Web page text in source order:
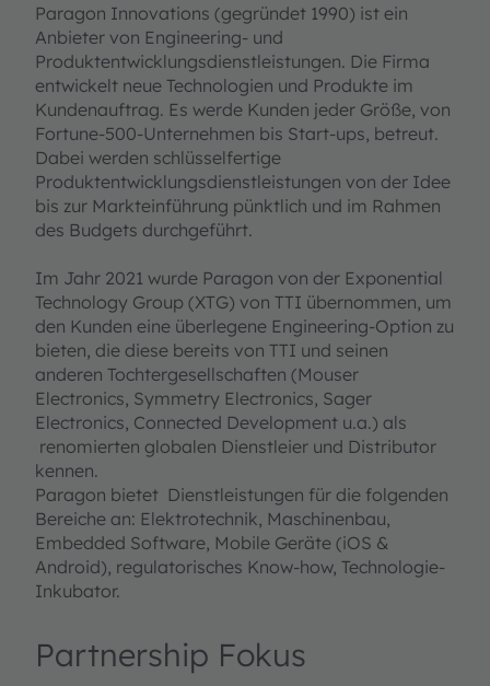
Paragon Innovations (gegründet 1990) ist ein
Anbieter von Engineering- und
Produktentwicklungsdienstleistungen. Die Firma
entwickelt neue Technologien und Produkte im
Kundenauftrag. Es werde Kunden jeder Größe, von
Fortune-500-Unternehmen bis Start-ups, betreut.
Dabei werden schlüsselfertige
Produktentwicklungsdienstleistungen von der Idee
bis zur Markteinführung pünktlich und im Rahmen
des Budgets durchgeführt.
Im Jahr 2021 wurde Paragon von der Exponential
Technology Group (XTG) von TTI übernommen, um
den Kunden eine überlegene Engineering-Option zu
bieten, die diese bereits von TTI und seinen
anderen Tochtergesellschaften (Mouser
Electronics, Symmetry Electronics, Sager
Electronics, Connected Development u.a.) als
renomierten globalen Dienstleier und Distributor
kennen.
Paragon bietet Dienstleistungen für die folgenden
Bereiche an: Elektrotechnik, Maschinenbau,
Embedded Software, Mobile Geräte (iOS &
Android), regulatorisches Know-how, Technologie-
Inkubator.
Partnership Fokus